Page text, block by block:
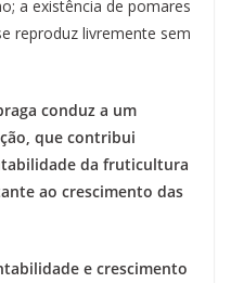
a existência de pomares
reproduz livremente sem
conduz a um
que contribui
da fruticultura
ao crescimento das
e crescimento